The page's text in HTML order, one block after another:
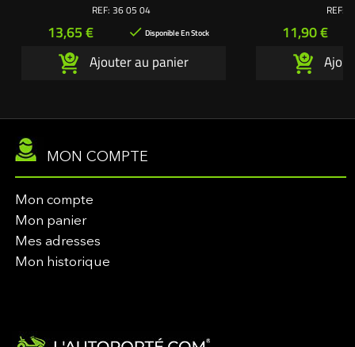
REF: 36 05 04
Prix
13,65 €  Disponible En Stock
Ajouter au panier
T 13-102 HD / T
20-102 HD /
REF:
Prix
11,90 €
MON COMPTE
Mon compte
Mon panier
Mes adresses
Mon historique